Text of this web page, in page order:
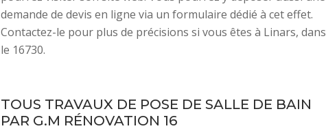
demande de devis en ligne via un formulaire dédié à cet effet.
Contactez-le pour plus de précisions si vous êtes à Linars, dans
le 16730.
TOUS TRAVAUX DE POSE DE SALLE DE BAIN
PAR G.M RÉNOVATION 16